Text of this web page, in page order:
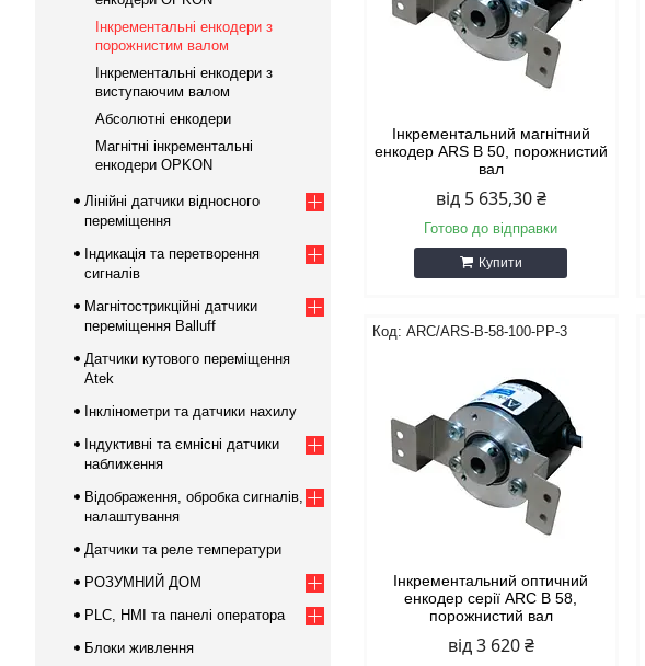
Інкрементальний магнітний
енкодер ARS B 50, порожнистий
вал
від 5 635,30 ₴
Готово до відправки
Купити
ARC/ARS-B-58-100-PP-3
Інкрементальний оптичний
енкодер серії ARC B 58,
порожнистий вал
від 3 620 ₴
Інкрементальні енкодери з
порожнистим валом
Інкрементальні енкодери з
виступаючим валом
Абсолютні енкодери
Магнітні інкрементальні
енкодери OPKON
Лінійні датчики відносного
переміщення
Індикація та перетворення
сигналів
Магнітострикційні датчики
переміщення Balluff
Датчики кутового переміщення
Atek
Інклінометри та датчики нахилу
Індуктивні та ємнісні датчики
наближення
Відображення, обробка сигналів,
налаштування
Датчики та реле температури
РОЗУМНИЙ ДОМ
PLC, HMI та панелі оператора
Блоки живлення